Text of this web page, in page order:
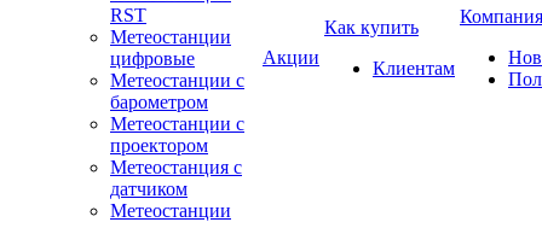
RST
Метеостанции
цифровые
Метеостанции с
барометром
Метеостанции с
проектором
Метеостанция с
датчиком
Метеостанции
Акции
Как купить
Клиентам
Компания